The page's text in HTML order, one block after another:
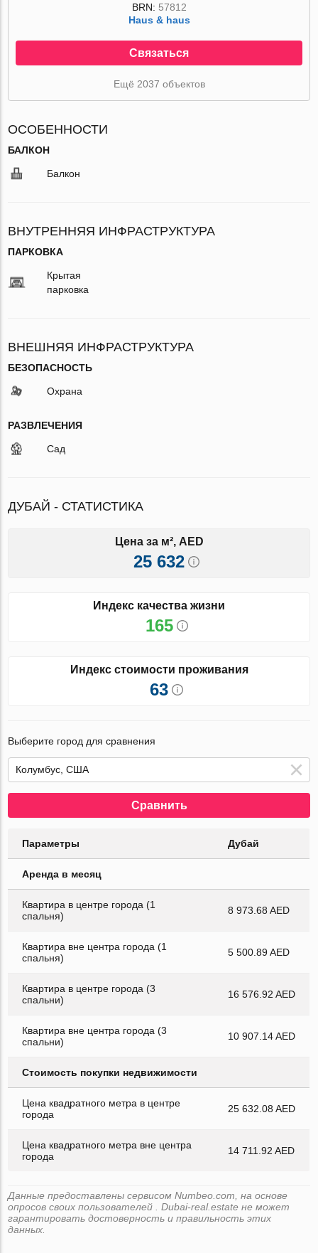
BRN: 57812
Haus & haus
Связаться
Ещё 2037 объектов
ОСОБЕННОСТИ
БАЛКОН
Балкон
ВНУТРЕННЯЯ ИНФРАСТРУКТУРА
ПАРКОВКА
Крытая
парковка
ВНЕШНЯЯ ИНФРАСТРУКТУРА
БЕЗОПАСНОСТЬ
Охрана
РАЗВЛЕЧЕНИЯ
Сад
ДУБАЙ - СТАТИСТИКА
Цена за м², AED
25 632
Индекс качества жизни
165
Индекс стоимости проживания
63
Выберите город для сравнения
Сравнить
Параметры Дубай
Аренда в месяц
Квартира в центре города (1
спальня)
8 973.68 AED
Квартира вне центра города (1
спальня)
5 500.89 AED
Квартира в центре города (3
спальни)
16 576.92 AED
Квартира вне центра города (3
спальни)
10 907.14 AED
Стоимость покупки недвижимости
Цена квадратного метра в центре
города
25 632.08 AED
Цена квадратного метра вне центра
города
14 711.92 AED
Данные предоставлены сервисом Numbeo.com, на основе
опросов своих пользователей . Dubai-real.estate не может
гарантировать достоверность и правильность этих
данных.